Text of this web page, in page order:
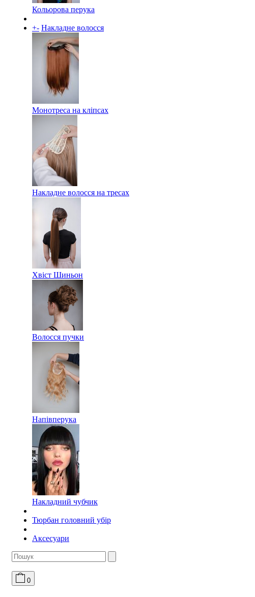
Кольорова перука
+- Накладне волосся
Монотреса на кліпсах
Накладне волосся на тресах
Хвіст Шиньон
Волосся пучки
Напівперука
Накладний чубчик
Тюрбан головний убір
Аксесуари
0